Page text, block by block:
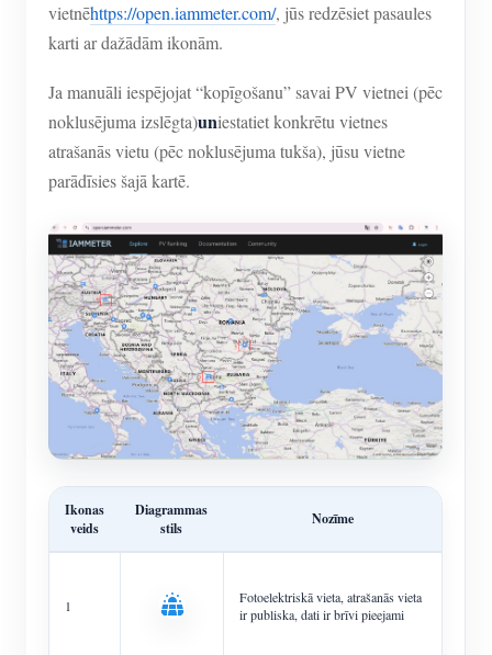
vietnēhttps://open.iammeter.com/, jūs redzēsiet pasaules
karti ar dažādām ikonām.
Ja manuāli iespējojat “kopīgošanu” savai PV vietnei (pēc
noklusējuma izslēgta)uniestatiet konkrētu vietnes
atrašanās vietu (pēc noklusējuma tukša), jūsu vietne
parādīsies šajā kartē.
Ikonas
veids
Diagrammas
stils
Nozīme
1
Fotoelektriskā vieta, atrašanās vieta
ir publiska, dati ir brīvi pieejami